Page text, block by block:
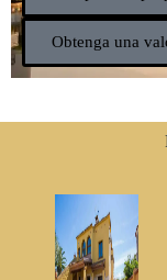
Obtenga una